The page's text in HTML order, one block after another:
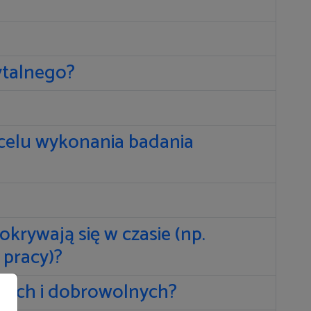
wykonania badania
się w czasie (np.
i dobrowolnych?